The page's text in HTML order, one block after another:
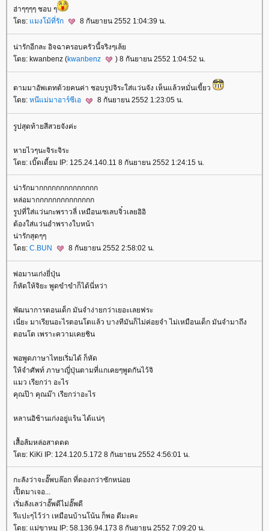
ฮ่าๆๆๆๆ ชอบ ๆ
ดย: มงโม้ที่รัก 8 กันยายน 2552 1:04:39 น.
น่ารักอีกละ อิจฉาครอบครัวนี้จริงๆเล้
ดย: kwanbenz (kwanbenz ) 8 กันยายน 2552 1:04:52 น.
ตามมาอัพเดทด้วยคนค่า ชอบรูปจิระใส่แว่นจัง เห็นแล้วหมั่นเขี้ยว
ดย: หนีแม่มาอาร์ซีเอ 8 กันยายน 2552 1:23:05 น.
รูปสุดท้ายสีสวยจังค่ะ
หายไวๆนะจิระจิระ
ดย: เบิ๊ดเดี้ยม IP: 125.24.140.11 8 กันยายน 2552 1:24:15 น.
น่ารักมากกกกกกกกกกกกกก
หล่อมากกกกกกกกกกกกกก
รูปที่ใส่แว่นกะพราวลี่ เหมือนเซเลบจิ๋วเลยอิอิ
ต้องใส่แว่นอำพรางใบหน้า
น่ารักสุดๆๆ
ดย: C.BUN 8 กันยายน 2552 2:58:02 น.
พ่อมานเก่งยี่ปุ่น
ก็หัดให้จิยะ พูดขำขำก็ได้นี่หว่า
พัฒนาการตอนเด็ก มันจำง่ายกว่าเยอะเลยฟระ
เนี่ยะ มาเรียนอะไรตอนโตแล้ว บางทีมันก็ไม่ค่อยจำ ไม่เหมือนเด็ก มันจำมาถึง
ตอนโต เพราะความเคยชิน
พอพูดภาษาไทยเริ่มได้ ก็หัด
ห้จำศัพท์ ภาษาญี่ปุ่นตามที่แกเคยๆพูดกันไว้จิ
มว เรียกว่า อะไร
คุณป๊า คุณม๊า เรียกว่าอะไร
หลานอิช้านเก่งอยู่แร้น ได้แน่ๆ
เสื้อส้มหล่อสาดดด
ดย: KiKi IP: 124.120.5.172 8 กันยายน 2552 4:56:01 น.
กะลังว่าจะอั๊พบล๊อก ที่ดองกว่าซักหน่อ
เปิิดมาเจอ...
เริ่มลังเลว่าอั๊พดีไม่อั๊พดี
รึแปะๆไว้ว่า เหมือนบ้านโน้น ก็พอ ดีมะคะ
ดย: แม่ขาหมู IP: 58.136.94.173 8 กันยายน 2552 7:09:20 น.